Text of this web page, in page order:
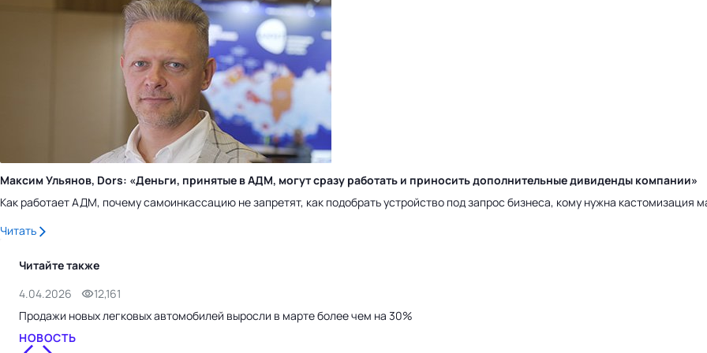
Максим Ульянов, Dors: «Деньги, принятые в АДМ, могут сразу работать и приносить дополнительные дивиденды компании»
Как работает АДМ, почему самоинкассацию не запретят, как подобрать устройство под запрос бизнеса, кому нужна кастомизация
Читать
Читайте также
4.04.2026
12,161
Продажи новых легковых автомобилей выросли в марте более чем на 30%
НОВОСТЬ